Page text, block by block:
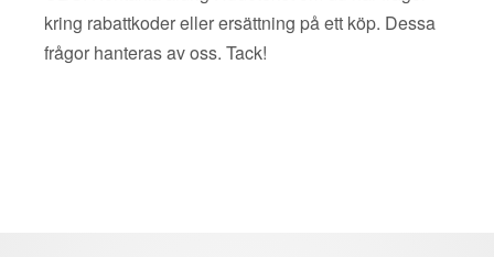
kring rabattkoder eller ersättning på ett köp. Dessa
frågor hanteras av oss. Tack!